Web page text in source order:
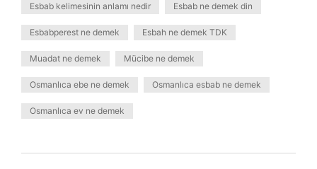
Esbab kelimesinin anlamı nedir Esbab ne demek din
Esbabperest ne demek Esbah ne demek TDK
Muadat ne demek Mücibe ne demek
Osmanlıca ebe ne demek Osmanlıca esbab ne demek
Osmanlıca ev ne demek